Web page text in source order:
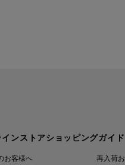
インストアショッピングガイド
お客様へ 再入荷